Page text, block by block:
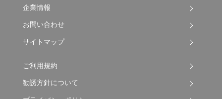
企業情報
お問い合わせ
サイトマップ
ご利用規約
勧誘方針について